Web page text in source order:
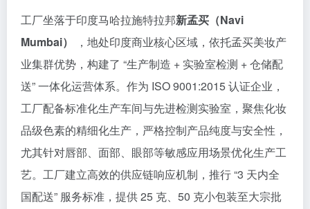
工厂坐落于印度马哈拉施特拉邦新孟买（Navi
Mumbai）
，地处印度商业核心区域，依托孟买美妆产
业集群优势，构建了 “生产制造 + 实验室检测 + 仓储配
送” 一体化运营体系。作为 ISO 9001:2015 认证企业，
工厂配备标准化生产车间与先进检测实验室，聚焦化妆
品级色素的精细化生产，严格控制产品纯度与安全性，
尤其针对唇部、面部、眼部等敏感应用场景优化生产工
艺。工厂建立高效的供应链响应机制，推行 “3 天内全
国配送” 服务标准，提供 25 克、50 克小包装至大宗批